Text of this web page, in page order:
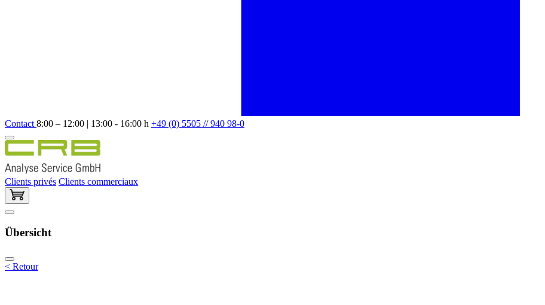
Contact 8:00 – 12:00 | 13:00 - 16:00 h +49 (0) 5505 // 940 98-0
Clients privés Clients commerciaux
Übersicht
< Retour